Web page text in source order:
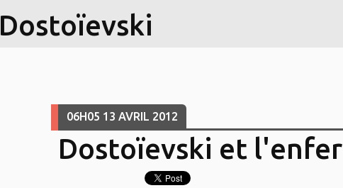
Dostoïevski
06H05 13 AVRIL 2012
Dostoïevski et l'enfer